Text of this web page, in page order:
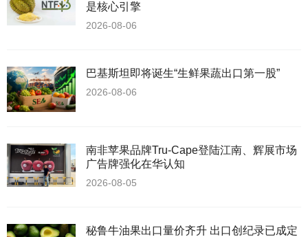
是核心引擎
2026-08-06
巴基斯坦即将诞生“生鲜果蔬出口第一股”
2026-08-06
南非苹果品牌Tru-Cape登陆江南、辉展市场
广告牌强化在华认知
2026-08-05
秘鲁牛油果出口量价齐升 出口创纪录已成定